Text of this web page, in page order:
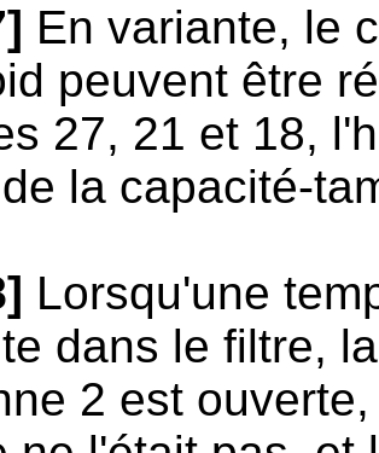
En variante, le
peuvent être
27, 21 et 18,
la capacité-
Lorsqu'une
dans le filtre,
2 est